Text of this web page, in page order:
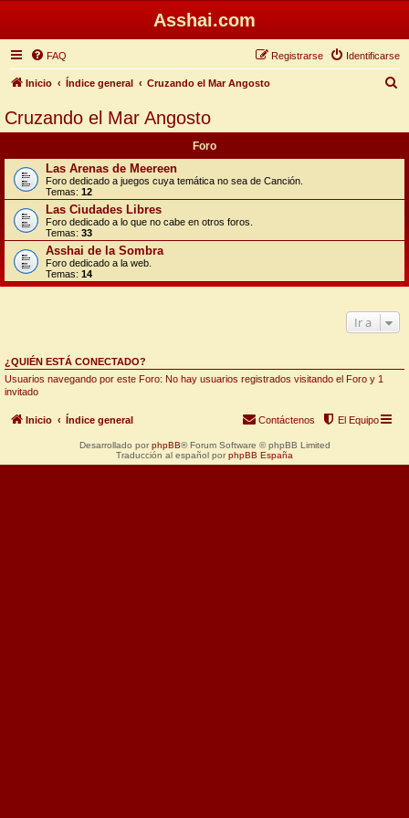
Asshai.com
FAQ Identificarse
Registrarse
Inicio Índice general Cruzando el Mar Angosto
Cruzando el Mar Angosto
Foro
Las Arenas de Meereen
Foro dedicado a juegos cuya temática no sea de Canción.
Temas: 12
Las Ciudades Libres
Foro dedicado a lo que no cabe en otros foros.
Temas: 33
Asshai de la Sombra
Foro dedicado a la web.
Temas: 14
Ir a
¿QUIÉN ESTÁ CONECTADO?
Usuarios navegando por este Foro: No hay usuarios registrados visitando el Foro y 1
invitado
Inicio Índice general El Equipo
Contáctenos
Desarrollado por phpBB® Forum Software © phpBB Limited
Traducción al español por phpBB España